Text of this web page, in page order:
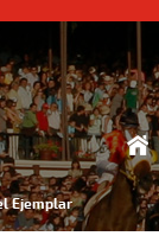
Ejemplar